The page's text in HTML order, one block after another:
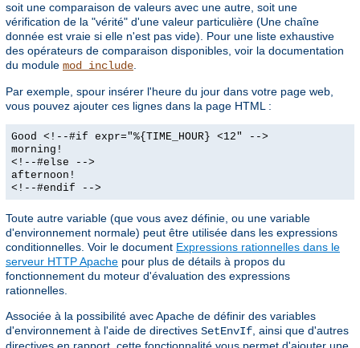
soit une comparaison de valeurs avec une autre, soit une
vérification de la "vérité" d'une valeur particulière (Une chaîne
donnée est vraie si elle n'est pas vide). Pour une liste exhaustive
des opérateurs de comparaison disponibles, voir la documentation
du module mod_include
Par exemple, spour insérer l'heure du jour dans votre page web,
vous pouvez ajouter ces lignes dans la page HTML :
Good <!--#if expr="%{TIME_HOUR} <12" -->
morning!
<!--#else -->
afternoon!
<!--#endif -->
Toute autre variable (que vous avez définie, ou une variable
d'environnement normale) peut être utilisée dans les expressions
conditionnelles. Voir le document Expressions rationnelles dans le
serveur HTTP Apache pour plus de détails à propos du
fonctionnement du moteur d'évaluation des expressions
rationnelles.
Associée à la possibilité avec Apache de définir des variables
d'environnement à l'aide de directives SetEnvIf , ainsi que d'autres